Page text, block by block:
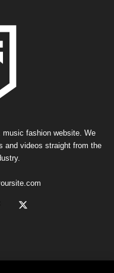
fashion website. We
and videos straight from the